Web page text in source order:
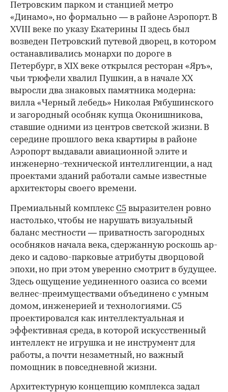
Петровским парком и станцией метро
«Динамо», но формально — в районе Аэропорт. В
XVIII веке по указу Екатерины II здесь был
возведен Петровский путевой дворец, в котором
останавливались монархи по дороге в
Петербург, в XIX веке открылся ресторан «Яръ»,
чьи трюфели хвалил Пушкин, а в начале XX
выросли два знаковых памятника модерна:
вилла «Черный лебедь» Николая Рябушинского
и загородный особняк купца Оконишникова,
ставшие одними из центров светской жизни. В
середине прошлого века квартиры в районе
Аэропорт выдавали авиационной элите и
инженерно-технической интеллигенции, а над
проектами зданий работали самые известные
архитекторы своего времени.
Премиальный комплекс С5 выразителен ровно
настолько, чтобы не нарушать визуальный
баланс местности — приватность загородных
особняков начала века, сдержанную роскошь ар-
деко и садово-парковые атрибуты дворцовой
эпохи, но при этом уверенно смотрит в будущее.
Здесь ощущение уединенного оазиса со всеми
велнес-преимуществами объединено с умным
домом, инженерией и технологиями. C5
проектировался как интеллектуальная и
эффективная среда, в которой искусственный
интеллект не игрушка и не инструмент для
работы, а почти незаметный, но важный
помощник в повседневной жизни.
Архитектурную концепцию комплекса задал